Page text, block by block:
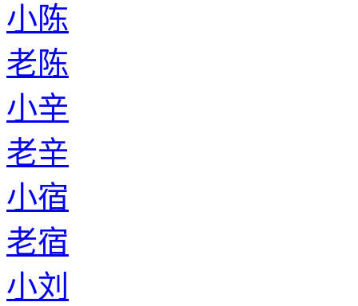
小陈
老陈
小辛
老辛
小宿
老宿
小刘